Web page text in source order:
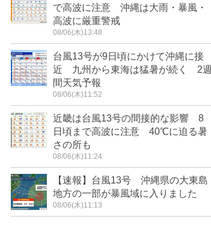
で高波に注意 沖縄は大雨・暴風・
高波に厳重警戒
08/06(木)13:48
台風13号が9日頃にかけて沖縄に接
近 九州から東海は猛暑が続く 2週
間天気予報
08/06(木)11:52
近畿は台風13号の間接的な影響 8
日頃まで高波に注意 40℃に迫る暑
さの所も
08/06(木)11:24
【速報】台風13号 沖縄県の大東島
地方の一部が暴風域に入りました
08/06(木)11:13